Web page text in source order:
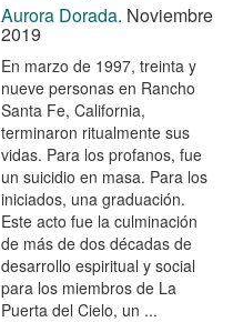
Aurora Dorada. Noviembre
2019
En marzo de 1997, treinta y
nueve personas en Rancho
Santa Fe, California,
terminaron ritualmente sus
vidas. Para los profanos, fue
un suicidio en masa. Para los
iniciados, una graduación.
Este acto fue la culminación
de más de dos décadas de
desarrollo espiritual y social
para los miembros de La
Puerta del Cielo, un ...